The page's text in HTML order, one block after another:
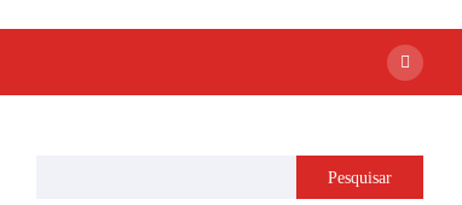
Pesquisar